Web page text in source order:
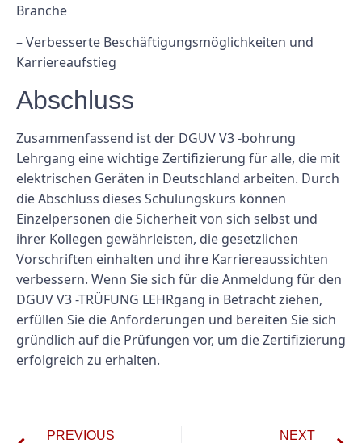
Branche
– Verbesserte Beschäftigungsmöglichkeiten und
Karriereaufstieg
Abschluss
Zusammenfassend ist der DGUV V3 -bohrung
Lehrgang eine wichtige Zertifizierung für alle, die mit
elektrischen Geräten in Deutschland arbeiten. Durch
die Abschluss dieses Schulungskurs können
Einzelpersonen die Sicherheit von sich selbst und
ihrer Kollegen gewährleisten, die gesetzlichen
Vorschriften einhalten und ihre Karriereaussichten
verbessern. Wenn Sie sich für die Anmeldung für den
DGUV V3 -TRÜFUNG LEHRgang in Betracht ziehen,
erfüllen Sie die Anforderungen und bereiten Sie sich
gründlich auf die Prüfungen vor, um die Zertifizierung
erfolgreich zu erhalten.
PREVIOUS NEXT